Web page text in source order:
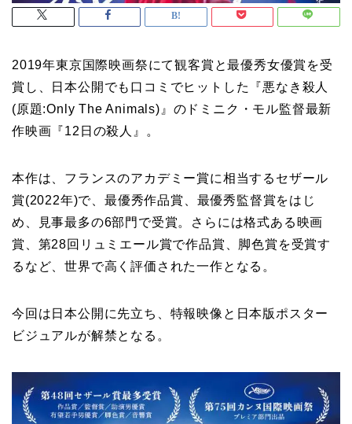
2019年東京国際映画祭にて観客賞と最優秀女優賞を受
賞し、日本公開でも口コミでヒットした『悪なき殺人
(原題:Only The Animals)』のドミニク・モル監督最新
作映画『12日の殺人』。
本作は、フランスのアカデミー賞に相当するセザール
賞(2022年)で、最優秀作品賞、最優秀監督賞をはじ
め、見事最多の6部門で受賞。さらには格式ある映画
賞、第28回リュミエール賞で作品賞、脚色賞を受賞す
るなど、世界で高く評価された一作となる。
今回は日本公開に先立ち、特報映像と日本版ポスター
ビジュアルが解禁となる。